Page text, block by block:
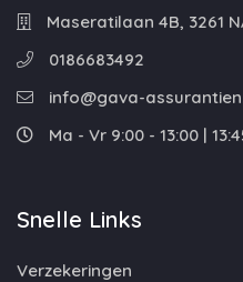
Maseratilaan 4B, 3261
0186683492
info@gava-
Ma - Vr 9:00 - 13:00 |
Snelle Links
Verzekeringen